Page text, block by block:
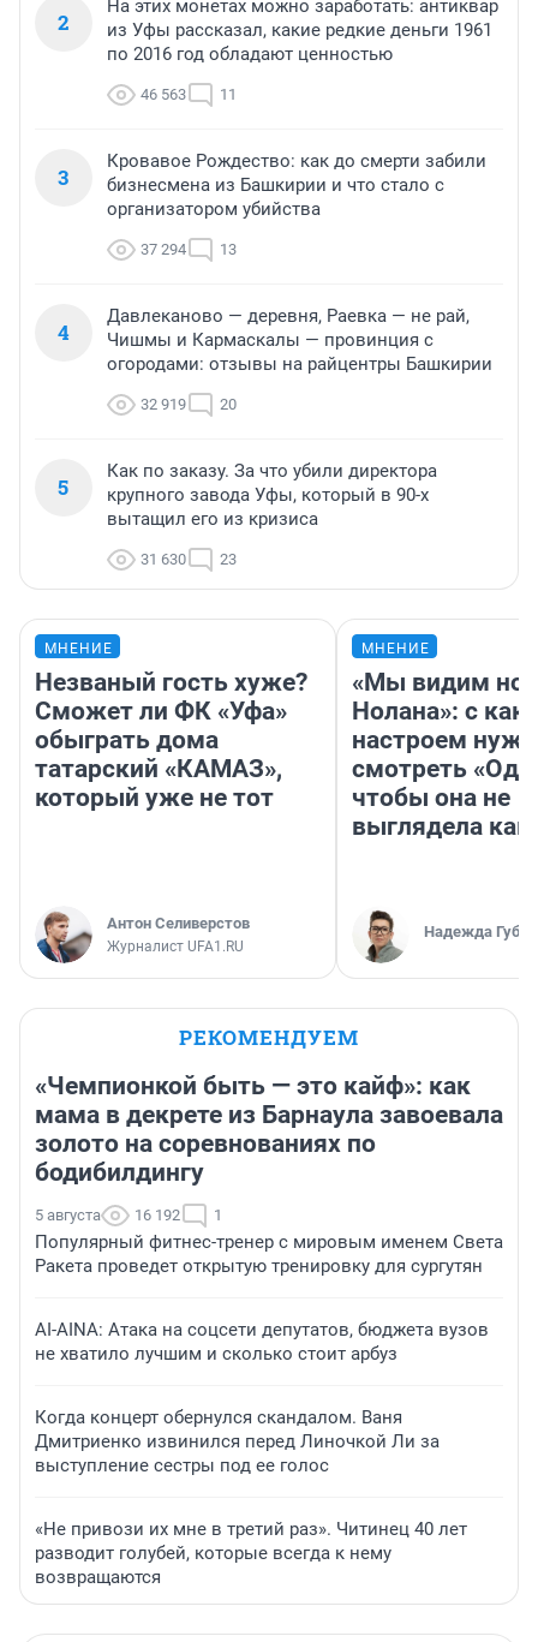
2
На этих монетах можно заработать: антиквар
из Уфы рассказал, какие редкие деньги 1961
по 2016 год обладают ценностью
46 563 11
3
Кровавое Рождество: как до смерти забили
бизнесмена из Башкирии и что стало с
организатором убийства
37 294 13
4
Давлеканово — деревня, Раевка — не рай,
Чишмы и Кармаскалы — провинция с
огородами: отзывы на райцентры Башкирии
32 919 20
5
Как по заказу. За что убили директора
крупного завода Уфы, который в 90-х
вытащил его из кризиса
31 630 23
МНЕНИЕ
Незваный гость хуже?
Сможет ли ФК «Уфа»
обыграть дома
татарский «КАМАЗ»,
который уже не тот
Антон Селиверстов
Журналист UFA1.RU
МНЕНИЕ
«Мы видим
Нолана»: с
настроем
смотреть
чтобы она не
выглядела как
Надежда
РЕКОМЕНДУЕМ
«Чемпионкой быть — это кайф»: как
мама в декрете из Барнаула завоевала
золото на соревнованиях по
бодибилдингу
5 августа 16 192 1
Популярный фитнес-тренер с мировым именем Света
Ракета проведет открытую тренировку для сургутян
AI-AINA: Атака на соцсети депутатов, бюджета вузов
не хватило лучшим и сколько стоит арбуз
Когда концерт обернулся скандалом. Ваня
Дмитриенко извинился перед Линочкой Ли за
выступление сестры под ее голос
«Не привози их мне в третий раз». Читинец 40 лет
разводит голубей, которые всегда к нему
возвращаются